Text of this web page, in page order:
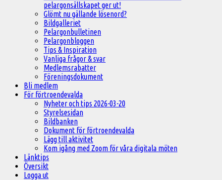
pelargonsällskapet ger ut!
Glömt nu gällande lösenord?
Bildgalleriet
Pelargonbulletinen
Pelargonbloggen
Tips & Inspiration
Vanliga frågor & svar
Medlemsrabatter
Föreningsdokument
Bli medlem
För förtroendevalda
Nyheter och tips 2026-03-20
Styrelsesidan
Bildbanken
Dokument för förtroendevalda
Lägg till aktivitet
Kom igång med Zoom för våra digitala möten
Länktips
Översikt
Logga ut